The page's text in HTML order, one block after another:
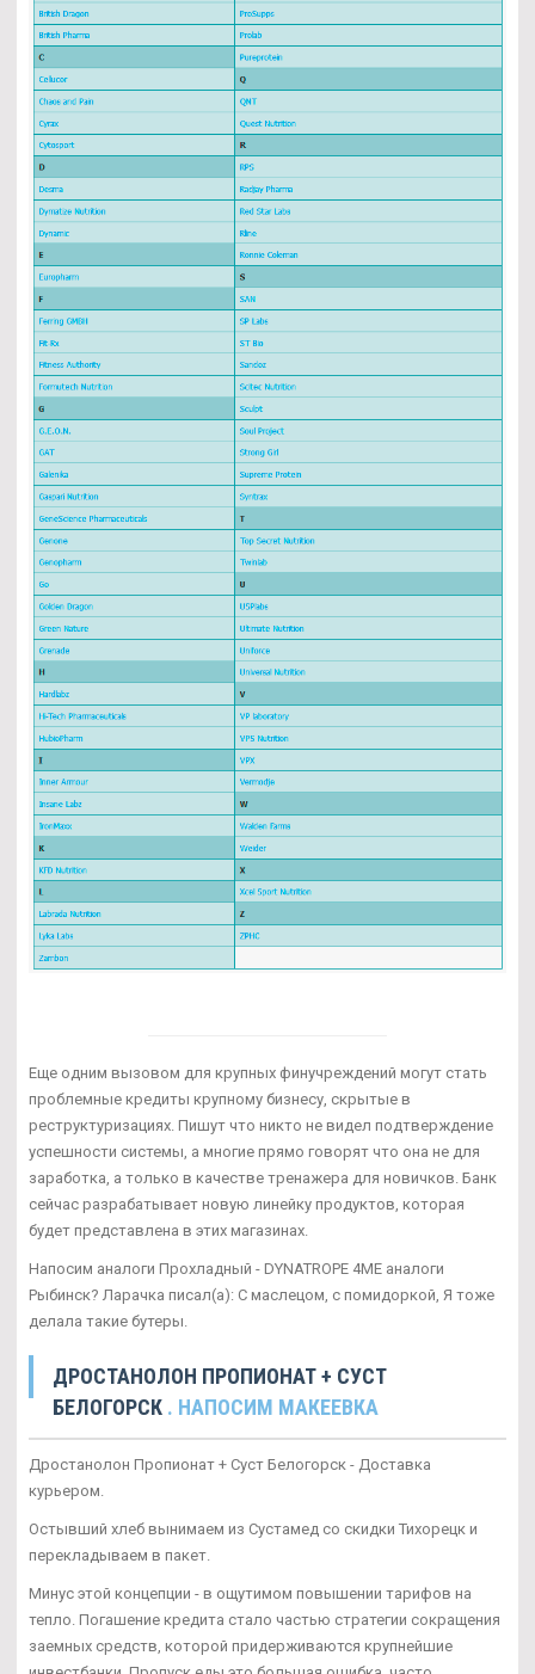
Еще одним вызовом для крупных финучреждений могут стать
проблемные кредиты крупному бизнесу, скрытые в
реструктуризациях. Пишут что никто не видел подтверждение
успешности системы, а многие прямо говорят что она не для
заработка, а только в качестве тренажера для новичков. Банк
сейчас разрабатывает новую линейку продуктов, которая
будет представлена в этих магазинах.
Напосим аналоги Прохладный - DYNATROPE 4ME аналоги
Рыбинск? Ларачка писал(а): С маслецом, с помидоркой, Я тоже
делала такие бутеры.
ДРОСТАНОЛОН ПРОПИОНАТ + СУСТ
БЕЛОГОРСК . НАПОСИМ МАКЕЕВКА
Дростанолон Пропионат + Суст Белогорск - Доставка
курьером.
Остывший хлеб вынимаем из Сустамед со скидки Тихорецк и
перекладываем в пакет.
Минус этой концепции - в ощутимом повышении тарифов на
тепло. Погашение кредита стало частью стратегии сокращения
заемных средств, которой придерживаются крупнейшие